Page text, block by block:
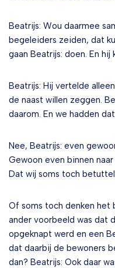
Beatrijs: Wou daarmee
begeleiders zeiden, dat
gaan Beatrijs: doen. En
Beatrijs: Hij vertelde
de naast willen zeggen.
daarom. En we hadden
Nee, Beatrijs: even
Gewoon even binnen
Dat wij soms toch
Of soms toch denken het
ander voorbeeld was dat
opgeknapt werd en een
dat daarbij de bewoners
dan? Beatrijs: Ook daar